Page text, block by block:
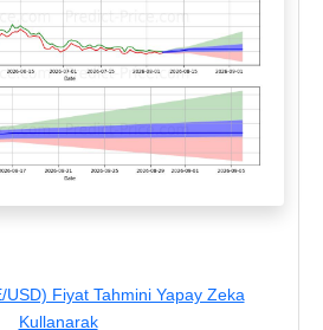
USD) Fiyat Tahmini Yapay Zeka
Kullanarak